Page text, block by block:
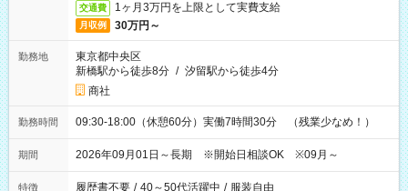
交通費 1ヶ月3万円を上限として実費支給
月収例 30万円～
勤務地
東京都中央区
新橋駅から徒歩8分 / 汐留駅から徒歩4分
商社
勤務時間 09:30-18:00（休憩60分）実働7時間30分 （残業少なめ！）
期間 2026年09月01日～長期 ※開始日相談OK ※09月～
特徴 履歴書不要 / 40～50代活躍中 / 服装自由